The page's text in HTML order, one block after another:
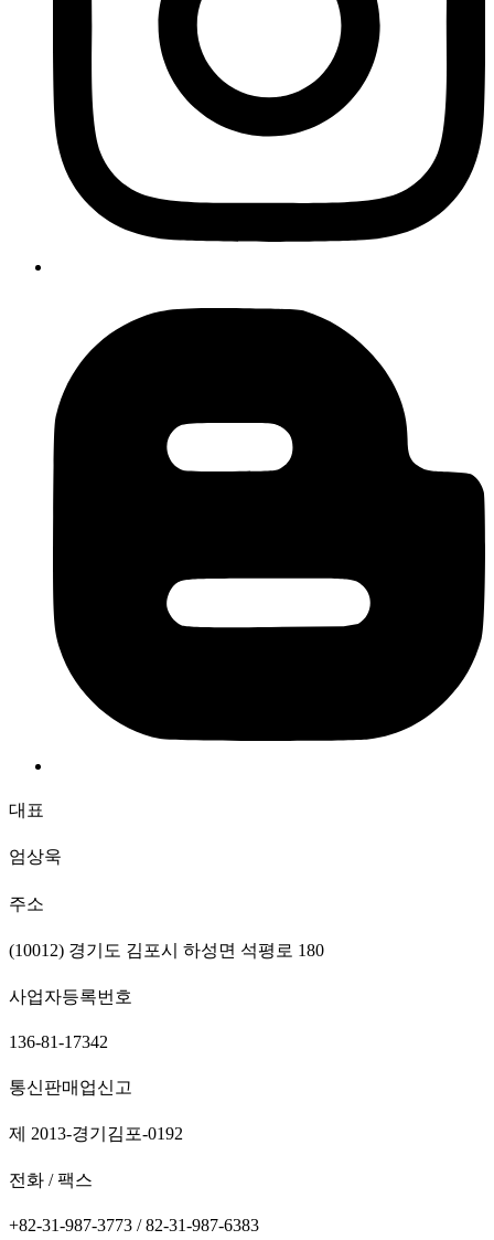
대표
엄상욱
주소
(10012) 경기도 김포시 하성면 석평로 180
사업자등록번호
136-81-17342
통신판매업신고
제 2013-경기김포-0192
전화 / 팩스
+82-31-987-3773 / 82-31-987-6383